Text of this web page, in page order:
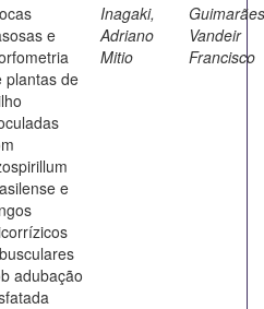
e
plantas de
e
adubação
Inagaki,
Adriano
Mitio
Vandeir
Francisco